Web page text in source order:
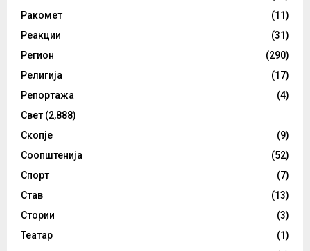
Ракомет
(11)
Реакции
(31)
Регион
(290)
Религија
(17)
Репортажа
(4)
Свет (2,888)
Скопје
(9)
Соопштенија
(52)
Спорт
(7)
Став
(13)
Стории
(3)
Театар
(1)